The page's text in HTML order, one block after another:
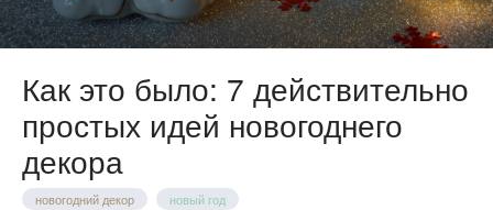
Как это было: 7 действительно
простых идей новогоднего
декора
новогодний декор новый год